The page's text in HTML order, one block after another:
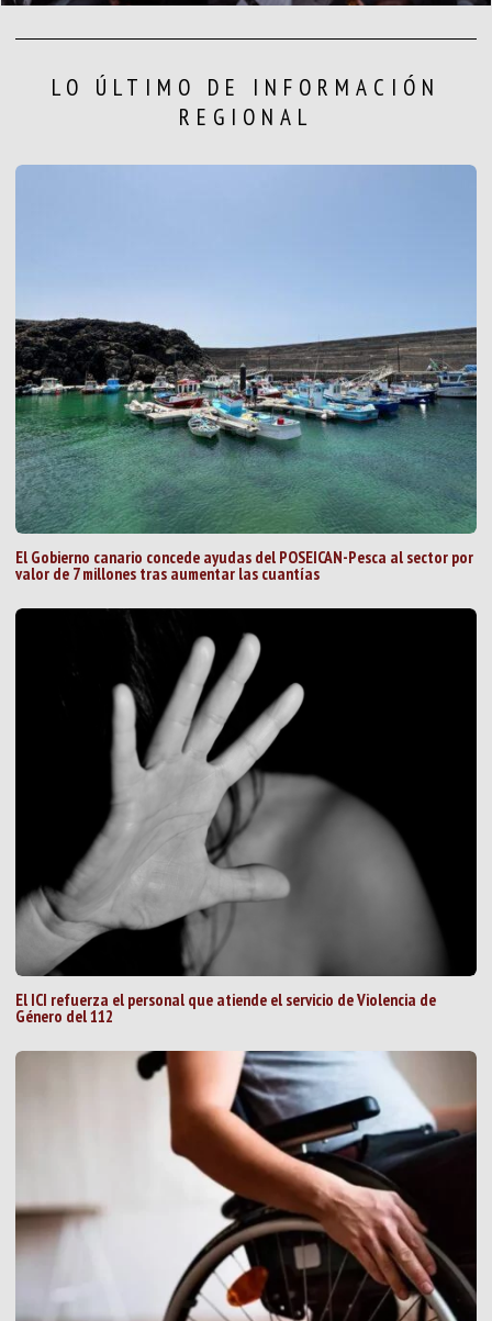
LO ÚLTIMO DE INFORMACIÓN
REGIONAL
El Gobierno canario concede ayudas del POSEICAN-Pesca al sector por
valor de 7 millones tras aumentar las cuantías
El ICI refuerza el personal que atiende el servicio de Violencia de
Género del 112